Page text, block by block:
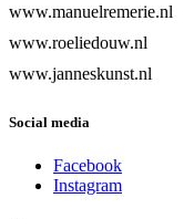
www.manuelremerie.nl
www.roeliedouw.nl
www.janneskunst.nl
Social media
Facebook
Instagram